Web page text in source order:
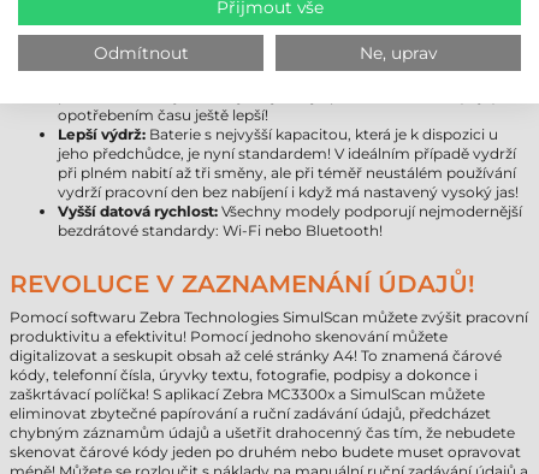
operačním systémem společnosti Google, který lze později
inovovat na verzi 11, takže si můžete být jisti, že zařízení
nezestárne!
Masivnější kryt zařízení:Výrobce pokročil v inovaci odolnosti
opotřebením času ještě lepší!
Lepší výdrž: Baterie s nejvyšší kapacitou, která je k dispozici u
jeho předchůdce, je nyní standardem! V ideálním případě vydrží
při plném nabití až tři směny, ale při téměř neustálém používání
vydrží pracovní den bez nabíjení i když má nastavený vysoký jas!
Vyšší datová rychlost: Všechny modely podporují nejmodernější
bezdrátové standardy: Wi-Fi nebo Bluetooth!
REVOLUCE V ZAZNAMENÁNÍ ÚDAJŮ!
Pomocí softwaru Zebra Technologies SimulScan můžete zvýšit pracovní
produktivitu a efektivitu! Pomocí jednoho skenování můžete
digitalizovat a seskupit obsah až celé stránky A4! To znamená čárové
kódy, telefonní čísla, úryvky textu, fotografie, podpisy a dokonce i
zaškrtávací políčka! S aplikací Zebra MC3300x a SimulScan můžete
eliminovat zbytečné papírování a ruční zadávání údajů, předcházet
chybným záznamům údajů a ušetřit drahocenný čas tím, že nebudete
skenovat čárové kódy jeden po druhém nebo budete muset opravovat
Přijmout vše
Odmítnout Ne, uprav